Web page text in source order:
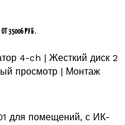
35006 РУБ.
4-ch | Жесткий диск 2
просмотр | Монтаж
для помещений, с ИК-